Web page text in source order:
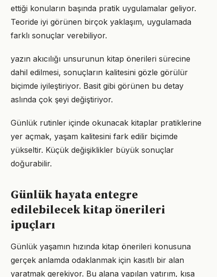
ettiği konuların başında pratik uygulamalar geliyor.
Teoride iyi görünen birçok yaklaşım, uygulamada
farklı sonuçlar verebiliyor.
yazın akıcılığı unsurunun kitap önerileri sürecine
dahil edilmesi, sonuçların kalitesini gözle görülür
biçimde iyileştiriyor. Basit gibi görünen bu detay
aslında çok şeyi değiştiriyor.
Günlük rutinler içinde okunacak kitaplar pratiklerine
yer açmak, yaşam kalitesini fark edilir biçimde
yükseltir. Küçük değişiklikler büyük sonuçlar
doğurabilir.
Günlük hayata entegre
edilebilecek kitap önerileri
ipuçları
Günlük yaşamın hızında kitap önerileri konusuna
gerçek anlamda odaklanmak için kasıtlı bir alan
yaratmak gerekiyor. Bu alana yapılan yatırım, kısa